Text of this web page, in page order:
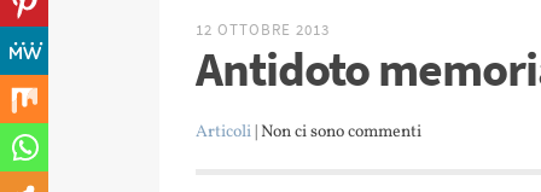
12 OTTOBRE 2013
Antidoto
Articoli| Non ci sono commenti